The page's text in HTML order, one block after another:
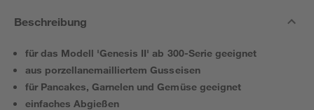
Beschreibung
für das Modell 'Genesis II' ab 300-Serie geeignet
aus porzellanemailliertem Gusseisen
für Pancakes, Garnelen und Gemüse geeignet
einfaches Abgießen